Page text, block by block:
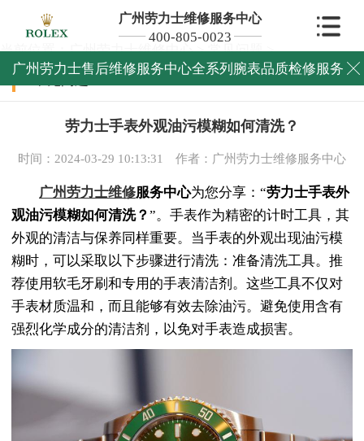
广州劳力士维修服务中心
400-805-0023
广州劳力士售后维修服务中心全系列腕表品质检修服务 
当前位置：广州劳力士维修中心>常见问题>
常见问题
劳力士手表外观油污模糊如何清洗？
时间：2024-03-29 10:13:31 作者：广州劳力士维修服务中心
广州劳力士维修服务中心为您分享：“劳力士手表外
观油污模糊如何清洗？ ”。手表作为精密的计时工具，其
外观的清洁与保养同样重要。当手表的外观出现油污模
糊时，可以采取以下步骤进行清洗：准备清洗工具。推
荐使用软毛牙刷和专用的手表清洁剂。这些工具不仅对
手表材质温和，而且能够有效去除油污。避免使用含有
强烈化学成分的清洁剂，以免对手表造成损害。